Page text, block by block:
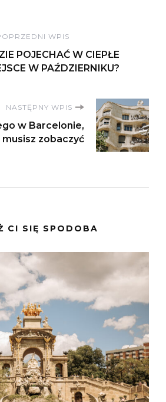
WPIS
POJECHAĆ W CIEPŁE
W PAŹDZIERNIKU?
NASTĘPNY WPIS
w Barcelonie,
zobaczyć
CI SIĘ SPODOBA